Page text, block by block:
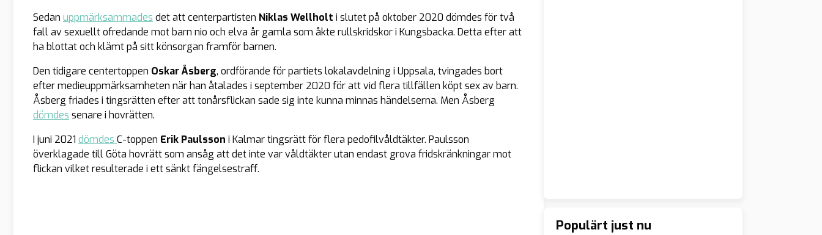
Sedan uppmärksammades det att centerpartisten Niklas Wellholt i slutet på oktober 2020 dömdes för två
fall av sexuellt ofredande mot barn nio och elva år gamla som åkte rullskridskor i Kungsbacka. Detta efter att
ha blottat och klämt på sitt könsorgan framför barnen.
Den tidigare centertoppen Oskar Åsberg, ordförande för partiets lokalavdelning i Uppsala, tvingades bort
efter medieuppmärksamheten när han åtalades i september 2020 för att vid flera tillfällen köpt sex av barn.
Åsberg friades i tingsrätten efter att tonårsflickan sade sig inte kunna minnas händelserna. Men Åsberg
dömdes senare i hovrätten.
I juni 2021 dömdes C-toppen Erik Paulsson i Kalmar tingsrätt för flera pedofilvåldtäkter. Paulsson
överklagade till Göta hovrätt som ansåg att det inte var våldtäkter utan endast grova fridskränkningar mot
flickan vilket resulterade i ett sänkt fängelsestraff.
Populärt just nu